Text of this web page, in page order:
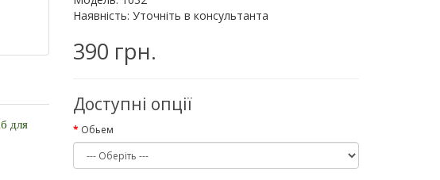
для
Наявність: Уточніть в консультанта
390 грн.
Доступні опції
Обьем